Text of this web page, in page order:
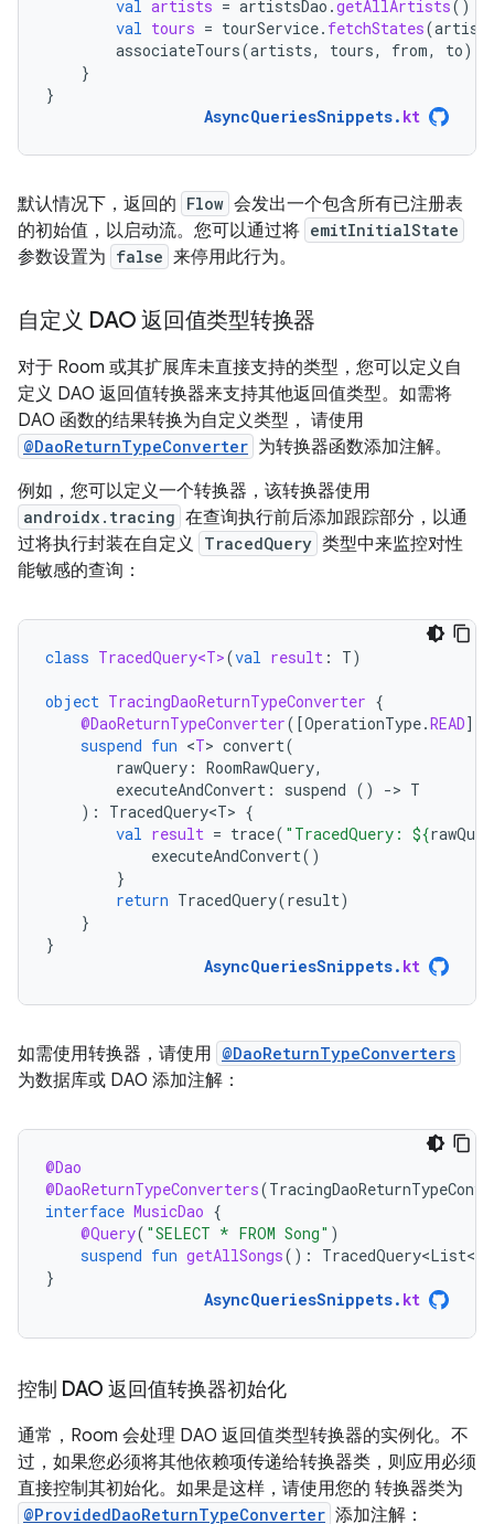
val artists = artistsDao .getAllArtists()
val tours = tourService. fetchStates(
associateTours(artists, tours, from, to)
}
}
AsyncQueriesSnippets. kt
默认情况下，返回的 Flow 会发出一个包含所有已注册表
的初始值，以启动流。您可以通过将 emitInitialState
参数设置为 false 来停用此行为。
自定义 DAO 返回值类型转换器
对于 Room 或其扩展库未直接支持的类型，您可以定义自
定义 DAO 返回值转换器来支持其他返回值类型。如需将
DAO 函数的结果转换为自定义类型， 请使用
@DaoReturnTypeConverter 为转换器函数添加注解。
例如，您可以定义一个转换器，该转换器使用
androidx.tracing 在查询执行前后添加跟踪部分，以通
过将执行封装在自定义 TracedQuery 类型中来监控对性
能敏感的查询：
class TracedQuery<T>(val result : T)
object TracingDaoReturnTypeConverter {
@DaoReturnTypeConverter( [OperationType.READ]
suspend fun <T> convert(
rawQuery : RoomRawQuery,
executeAndConvert : suspend () -> T
):
TracedQuery<T> {
val result = trace( "TracedQuery: ${
executeAndConvert()
}
return TracedQuery(result)
}
}
AsyncQueriesSnippets. kt
如需使用转换器，请使用 @DaoReturnTypeConverters
为数据库或 DAO 添加注解：
@Dao
@DaoReturnTypeConverters(
interface MusicDao {
@Query( "SELECT * FROM Song" )
suspend fun getAllSongs():
}
AsyncQueriesSnippets. kt
控制 DAO 返回值转换器初始化
通常，Room 会处理 DAO 返回值类型转换器的实例化。不
过，如果您必须将其他依赖项传递给转换器类，则应用必须
直接控制其初始化。如果是这样，请使用您的 转换器类为
@ProvidedDaoReturnTypeConverter 添加注解：